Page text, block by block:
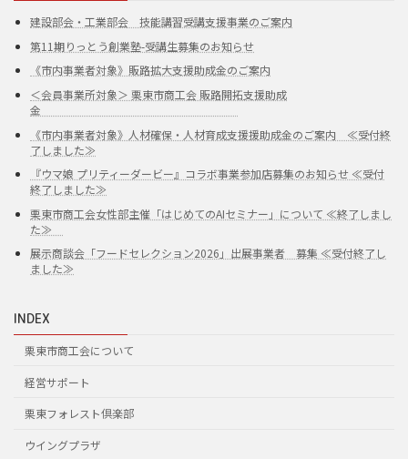
建設部会・工業部会 技能講習受講支援事業のご案内
第11期りっとう創業塾-受講生募集のお知らせ
《市内事業者対象》販路拡大支援助成金のご案内
＜会員事業所対象＞ 栗東市商工会 販路開拓支援助成
金
《市内事業者対象》人材確保・人材育成支援援助成金のご案内 ≪受付終
了しました≫
『ウマ娘 プリティーダービー』コラボ事業参加店募集のお知らせ ≪受付
終了しました≫
栗東市商工会女性部主催「はじめてのAIセミナー」について ≪終了しまし
た≫
展示商談会「フードセレクション2026」出展事業者 募集 ≪受付終了し
ました≫
INDEX
栗東市商工会について
経営サポート
栗東フォレスト倶楽部
ウイングプラザ